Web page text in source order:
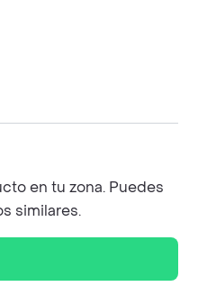
en tu zona. Puedes
similares.